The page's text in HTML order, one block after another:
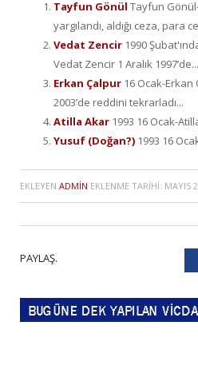
Tayfun Gönül Tayfun
yargılandı, aldığı ceza, para
Vedat Zencir 1990
Vedat Zencir 1 Aralık 1997’de...
Erkan Çalpur 16 Ocak-Erkan
2003’de reddini tekrarladı...
Atilla Akar 1993 16 Ocak-
Yusuf (Doğan?) 1993 16
EKLEYEN ADMIN EKLENME TARIHI: MAYIS
PAYLAŞ.